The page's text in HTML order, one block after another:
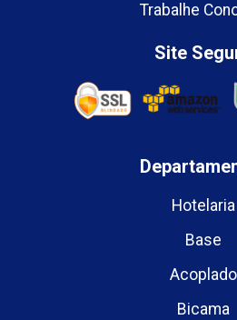
Trabalhe
Site
Hotelaria
Base
Acoplado
Bicama